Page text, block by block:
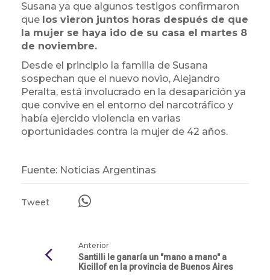
Susana ya que algunos testigos confirmaron
que los vieron juntos horas después de que
la mujer se haya ido de su casa el martes 8
de noviembre.
Desde el principio la familia de Susana
sospechan que el nuevo novio, Alejandro
Peralta, está involucrado en la desaparición ya
que convive en el entorno del narcotráfico y
había ejercido violencia en varias
oportunidades contra la mujer de 42 años.
Fuente: Noticias Argentinas
Tweet
Anterior
Santilli le ganaría un "mano a mano" a
Kicillof en la provincia de Buenos Aires